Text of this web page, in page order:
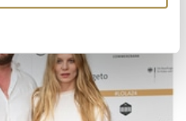
einige Meter genau sein
(Fingerprinting) identifizieren
wie Ihre persönlichen Daten
Sie Ihre Präferenzen im